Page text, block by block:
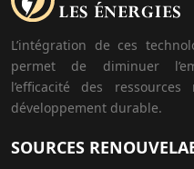
L’intégration de ces
permet de diminuer
l’efficacité des
développement durable.
SOURCES